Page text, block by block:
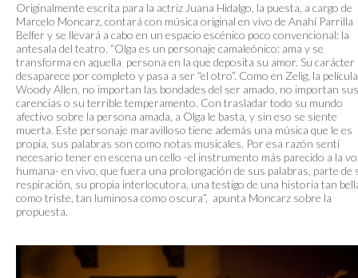
Originalmente escrita para la actriz Juana Hidalgo, la puesta, a cargo de
Marcelo Moncarz, contará con música original en vivo de Anahí Parrilla
Belfer y se llevará a cabo en un espacio escénico poco convencional: la
antesala del teatro. “Olga es un personaje camaleónico: ama y se
transforma en aquella persona en la que deposita su amor. Su carácter
desaparece por completo y pasa a ser “el otro”. Como en Zelig, la
Woody Allen, no importan las bondades del ser amado, no importan sus
carencias o su terrible temperamento. Con trasladar todo su mundo
afectivo sobre la persona amada, a Olga le basta, y sin eso se siente
muerta. Este personaje maravilloso tiene además una música que le es
propia, sus palabras son como notas musicales. Por esa razón sentí
necesario tener en escena un cello -el instrumento más parecido a la
humana- en vivo, que fuera una prolongación de sus palabras, parte de
respiración, su propia interlocutora, una testigo de una historia tan
como triste, tan luminosa como oscura”, apunta Moncarz sobre la
propuesta.